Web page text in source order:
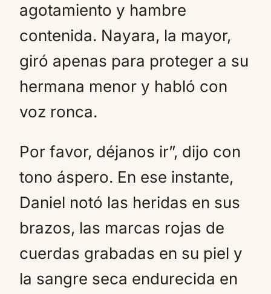
agotamiento y hambre
contenida. Nayara, la mayor,
giró apenas para proteger a su
hermana menor y habló con
voz ronca.
Por favor, déjanos ir”, dijo con
tono áspero. En ese instante,
Daniel notó las heridas en sus
brazos, las marcas rojas de
cuerdas grabadas en su piel y
la sangre seca endurecida en